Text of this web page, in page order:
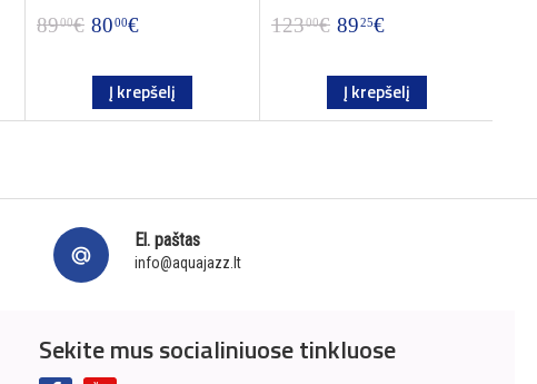
8900€ 8000€
Į krepšelį
12300€ 8925€
Į krepšelį
El. paštas
info@aquajazz.lt
Sekite mus socialiniuose tinkluose